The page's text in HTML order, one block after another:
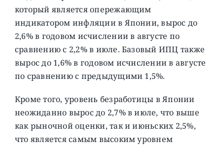
который является опережающим
индикатором инфляции в Японии, вырос до
2,6% в годовом исчислении в августе по
сравнению с 2,2% в июле. Базовый ИПЦ также
вырос до 1,6% в годовом исчислении в августе
по сравнению с предыдущими 1,5%.
Кроме того, уровень безработицы в Японии
неожиданно вырос до 2,7% в июле, что выше
как рыночной оценки, так и июньских 2,5%,
что является самым высоким уровнем